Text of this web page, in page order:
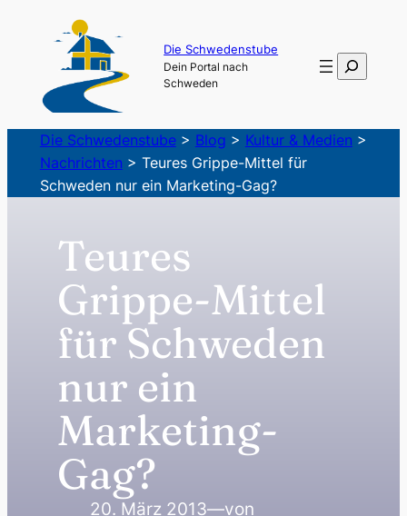
springen
Die Schwedenstube
Dein Portal nach
Schweden
Suchen
Die Schwedenstube> Blog > Kultur & Medien >
Nachrichten > Teures Grippe-Mittel für
Schweden nur ein Marketing-Gag?
Teures
Grippe-Mittel
für Schweden
nur ein
Marketing-
Gag?
20. März 2013—von